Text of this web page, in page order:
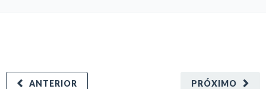
PRÓXIMO
ANTERIOR